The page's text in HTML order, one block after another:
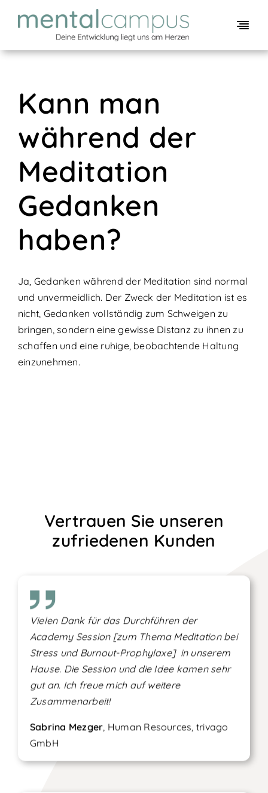
Unsere Angebote
Kontakt
Kann man
während der
Meditation
Gedanken
haben?
Ja, Gedanken während der Meditation sind normal
und unvermeidlich. Der Zweck der Meditation ist es
nicht, Gedanken vollständig zum Schweigen zu
bringen, sondern eine gewisse Distanz zu ihnen zu
schaffen und eine ruhige, beobachtende Haltung
einzunehmen.
Vertrauen Sie unseren
zufriedenen Kunden
Vielen Dank für das Durchführen der
Academy Session [zum Thema Meditation bei
Stress und Burnout-Prophylaxe] in unserem
Hause. Die Session und die Idee kamen sehr
gut an. Ich freue mich auf weitere
Zusammenarbeit!
Sabrina Mezger, Human Resources, trivago
GmbH